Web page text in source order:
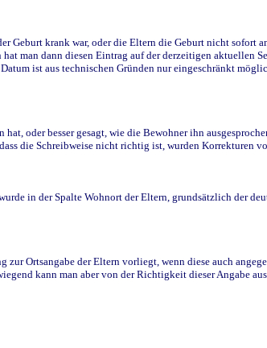
Geburt krank war, oder die Eltern die Geburt nicht sofort
man dann diesen Eintrag auf der derzeitigen aktuellen
ist aus technischen Gründen nur eingeschränkt
oder besser gesagt, wie die Bewohner ihn
die Schreibweise nicht richtig ist, wurden Korrekturen
in der Spalte Wohnort der Eltern, grundsätzlich der
Ortsangabe der Eltern vorliegt, wenn diese auch
kann man aber von der Richtigkeit dieser Angabe